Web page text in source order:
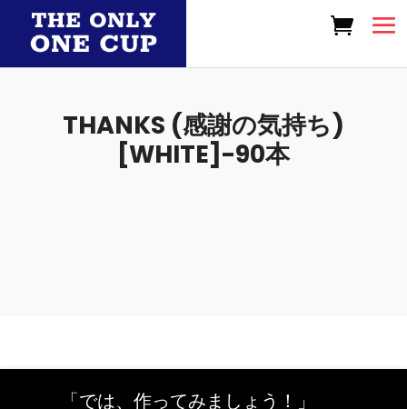
THANKS (感謝の気持ち)
[WHITE]-90本